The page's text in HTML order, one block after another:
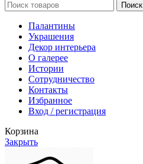
Поиск
Палантины
Украшения
Декор интерьера
О галерее
Истории
Сотрудничество
Контакты
Избранное
Вход / регистрация
Корзина
Закрыть